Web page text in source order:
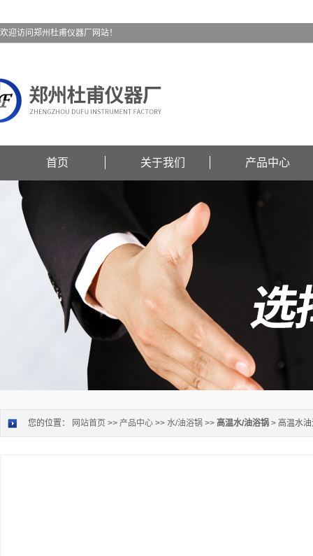
欢迎访问郑州杜甫仪器厂网站！
首页 关于我们 产品中心
您的位置： 网站首页 >> 产品中心 >> 水/油浴锅 >> 高温水/油浴锅 > 高温水